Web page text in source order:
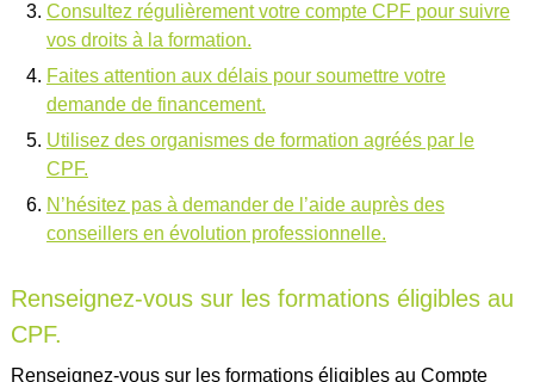
Consultez régulièrement votre compte CPF pour suivre
vos droits à la formation.
Faites attention aux délais pour soumettre votre
demande de financement.
Utilisez des organismes de formation agréés par le
CPF.
N’hésitez pas à demander de l’aide auprès des
conseillers en évolution professionnelle.
Renseignez-vous sur les formations éligibles au
CPF.
Renseignez-vous sur les formations éligibles au Compte